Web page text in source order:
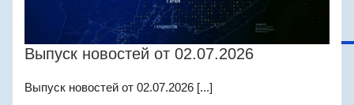
Выпуск новостей от 02.07.2026
Выпуск новостей от 02.07.2026 [...]